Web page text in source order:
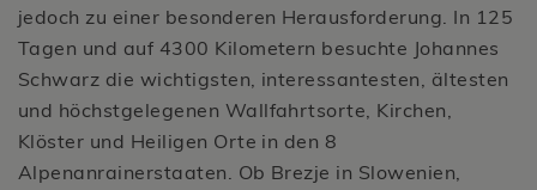
jedoch zu einer besonderen Herausforderung. In 125
Tagen und auf 4300 Kilometern besuchte Johannes
Schwarz die wichtigsten, interessantesten, ältesten
und höchstgelegenen Wallfahrtsorte, Kirchen,
Klöster und Heiligen Orte in den 8
Alpenanrainerstaaten. Ob Brezje in Slowenien,